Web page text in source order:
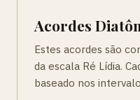
Acordes
Estes acordes são
da escala Ré Lídia.
baseado nos